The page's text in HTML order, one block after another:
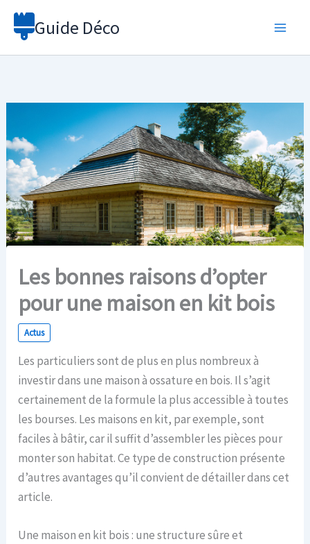
Aller
Guide Déco
Les bonnes raisons d’opter
pour une maison en kit bois
Actus
Les particuliers sont de plus en plus nombreux à
investir dans une maison à ossature en bois. Il s’agit
certainement de la formule la plus accessible à toutes
les bourses. Les maisons en kit, par exemple, sont
faciles à bâtir, car il suffit d’assembler les pièces pour
monter son habitat. Ce type de construction présente
d’autres avantages qu’il convient de détailler dans cet
article.
Une maison en kit bois : une structure sûre et